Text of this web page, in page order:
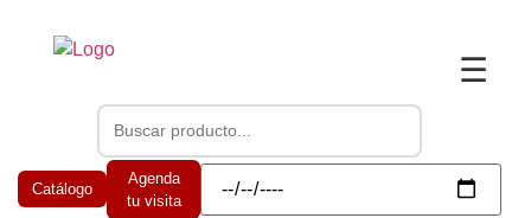
☰
Catálogo
Agenda
tu visita